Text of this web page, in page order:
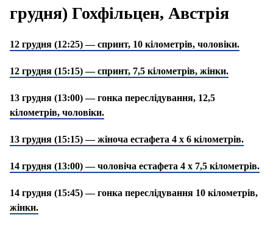
грудня) Гохфільцен, Австрія
12 грудня (12:25) — спринт, 10 кілометрів, чоловіки.
12 грудня (15:15) — спринт, 7,5 кілометрів, жінки.
13 грудня (13:00) — гонка переслідування, 12,5
кілометрів, чоловіки.
13 грудня (15:15) — жіноча естафета 4 х 6 кілометрів.
14 грудня (13:00) — чоловіча естафета 4 х 7,5 кілометрів.
14 грудня (15:45) — гонка переслідування 10 кілометрів,
жінки.